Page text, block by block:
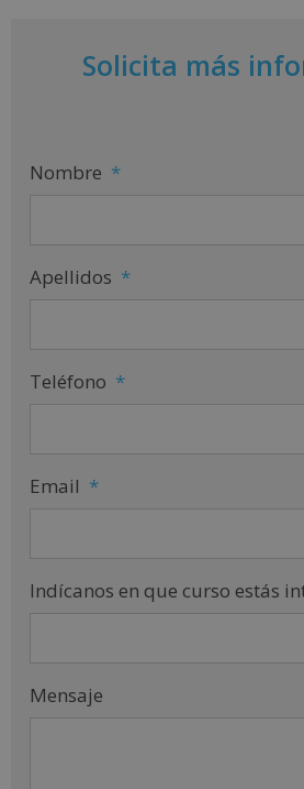
Solicita más
Nombre *
Apellidos *
Teléfono *
Email *
Indícanos en que curso estás
Mensaje